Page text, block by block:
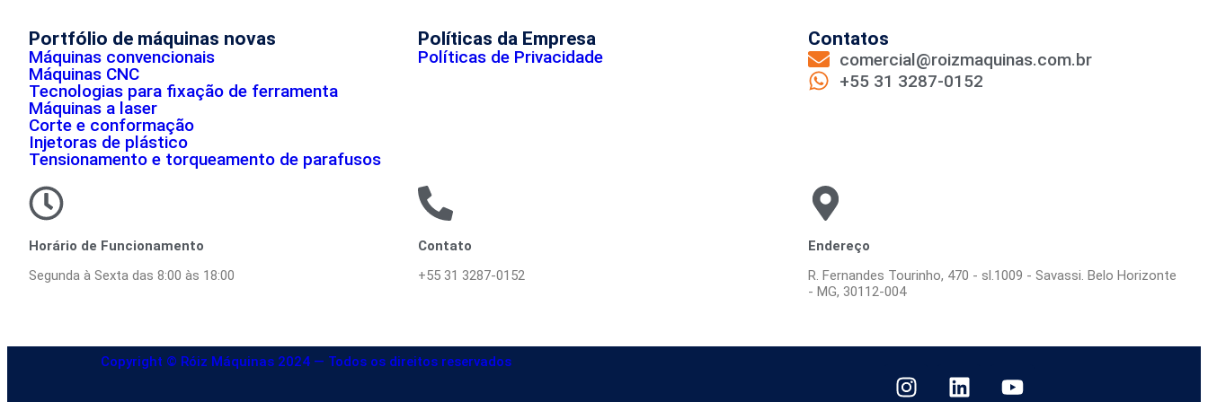
Portfólio de máquinas novas
Máquinas convencionais
Máquinas CNC
Tecnologias para fixação de ferramenta
Máquinas a laser
Corte e conformação
Injetoras de plástico
Tensionamento e torqueamento de parafusos
Políticas da Empresa
Políticas de Privacidade
Contatos
comercial@roizmaquinas.com.br
+55 31 3287-0152
Horário de Funcionamento
Segunda à Sexta das 8:00 às 18:00
Contato
+55 31 3287-0152
Endereço
R. Fernandes Tourinho, 470 - sl.1009 - Savassi. Belo Horizonte
- MG, 30112-004
Copyright © Róiz Máquinas 2024 — Todos os direitos reservados